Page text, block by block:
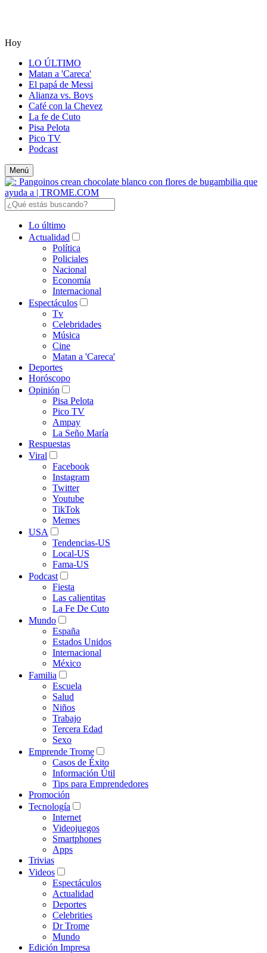
Hoy
LO ÚLTIMO
Matan a 'Careca'
El papá de Messi
Alianza vs. Boys
Café con la Chevez
La fe de Cuto
Pisa Pelota
Pico TV
Podcast
Menú
Lo último
Actualidad
Política
Policiales
Nacional
Economía
Internacional
Espectáculos
Tv
Celebridades
Música
Cine
Matan a 'Careca'
Deportes
Horóscopo
Opinión
Pisa Pelota
Pico TV
Ampay
La Seño María
Respuestas
Viral
Facebook
Instagram
Twitter
Youtube
TikTok
Memes
USA
Tendencias-US
Local-US
Fama-US
Podcast
Fiesta
Las calientitas
La Fe De Cuto
Mundo
España
Estados Unidos
Internacional
México
Familia
Escuela
Salud
Niños
Trabajo
Tercera Edad
Sexo
Emprende Trome
Casos de Éxito
Información Útil
Tips para Emprendedores
Promoción
Tecnología
Internet
Videojuegos
Smartphones
Apps
Trivias
Videos
Espectáculos
Actualidad
Deportes
Celebrities
Dr Trome
Mundo
Edición Impresa